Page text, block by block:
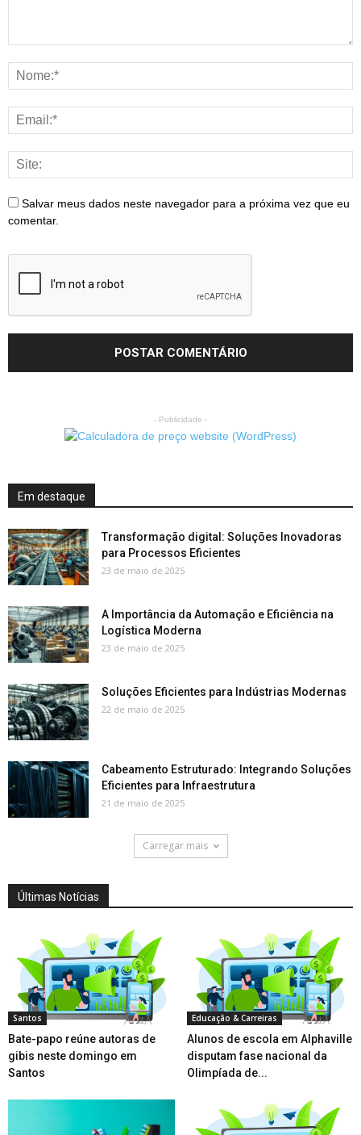
Salvar meus dados neste navegador para a próxima vez que eu
comentar.
- Publicidade -
Em destaque
Transformação digital: Soluções Inovadoras
para Processos Eficientes
23 de maio de 2025
A Importância da Automação e Eficiência na
Logística Moderna
23 de maio de 2025
Soluções Eficientes para Indústrias Modernas
22 de maio de 2025
Cabeamento Estruturado: Integrando Soluções
Eficientes para Infraestrutura
21 de maio de 2025
Carregar mais
Últimas Notícias
Santos
Bate-papo reúne autoras de
gibis neste domingo em
Santos
Educação & Carreiras
Alunos de escola em Alphaville
disputam fase nacional da
Olimpíada de...